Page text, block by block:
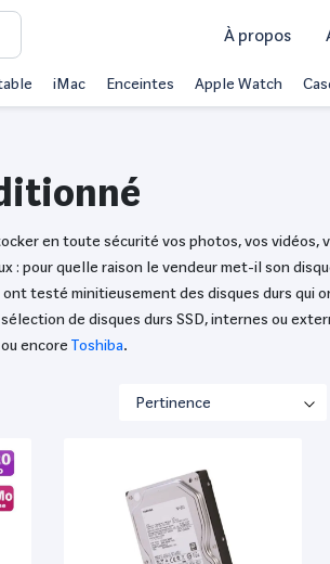
À propos
iMac Enceintes Apple Watch
en toute sécurité vos photos, vos vidéos,
pour quelle raison le vendeur met-il son
testé minitieusement des disques durs qui
de disques durs SSD, internes ou
ou encore Toshiba.